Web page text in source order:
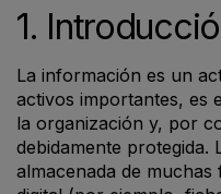
1.
La información es un
activos importantes, es
la organización y, por
debidamente protegida.
almacenada de